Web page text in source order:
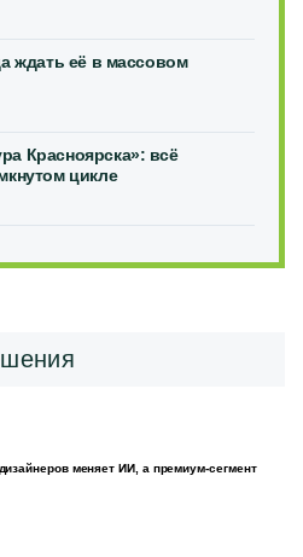
ждать её в массовом
Красноярска»: всё
цикле
меняет ИИ, а премиум-сегмент